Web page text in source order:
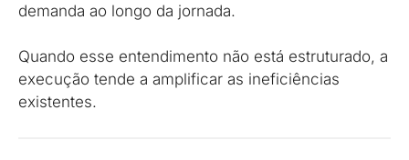
demanda ao longo da jornada.
Quando esse entendimento não está estruturado, a
execução tende a amplificar as ineficiências
existentes.